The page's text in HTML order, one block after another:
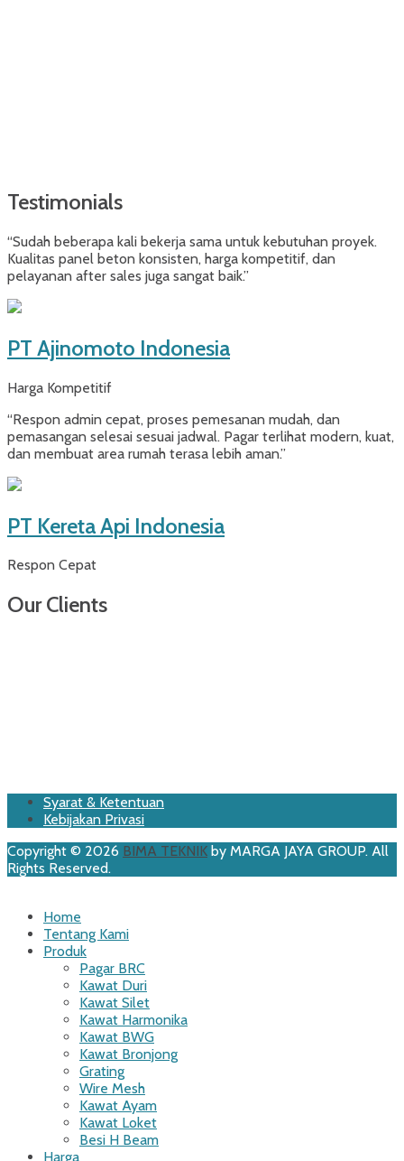
Testimonials
“Sudah beberapa kali bekerja sama untuk kebutuhan proyek.
Kualitas panel beton konsisten, harga kompetitif, dan
pelayanan after sales juga sangat baik.”
PT Ajinomoto Indonesia
Harga Kompetitif
“Respon admin cepat, proses pemesanan mudah, dan
pemasangan selesai sesuai jadwal. Pagar terlihat modern, kuat,
dan membuat area rumah terasa lebih aman.”
PT Kereta Api Indonesia
Respon Cepat
Our Clients
Footer
Menu
Skip
Syarat & Ketentuan
Kebijakan Privasi
Copyright © 2026 BIMA TEKNIK by MARGA JAYA GROUP. All
Rights Reserved.
Home
Tentang Kami
Produk
Pagar BRC
Kawat Duri
Kawat Silet
Kawat Harmonika
Kawat BWG
Kawat Bronjong
Grating
Wire Mesh
Kawat Ayam
Kawat Loket
Besi H Beam
Harga